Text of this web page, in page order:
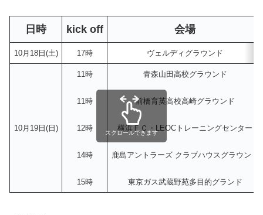
日時 kick off 会場
10月18日(土) 17時 ヴェルディグラウンド
10月19日(日)
11時
11時
12時
14時
15時
青森山田高校グラウンド
前橋育英高校高崎グラウンド
横浜ＦＣ・LEOCトレーニングセンター
鹿島アントラーズ クラブハウスグラウンド
東京ガス武蔵野苑多目的グランド
スクロールできます